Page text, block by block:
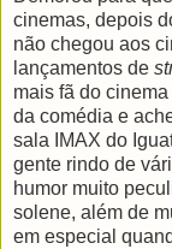
cinemas, depois
não chegou aos
lançamentos de
mais fã do
da comédia e
sala IMAX do
gente rindo de
humor muito
solene, além de
em especial